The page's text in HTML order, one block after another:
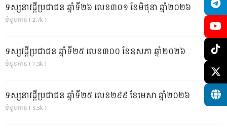
ទស្សនាវដ្ដីប្រជាជន ឆ្នាំទី២៦ លេខ៣០១ ខែមិថុនា ឆ្នាំ២០២៦
ចំនួនអាន ( 2.7k )
ទស្សវដ្តីប្រជាជន ឆ្នាំទី២៥ លេខ៣០០ ខែឧសភា ឆ្នាំ២០២៦
ចំនួនអាន ( 7.3k )
ទស្សនាវដ្ដីប្រជាជន ឆ្នាំទី២៥ លេខ២៩៩ ខែមេសា ឆ្នាំ២០២៦
ចំនួនអាន ( 5.5k )